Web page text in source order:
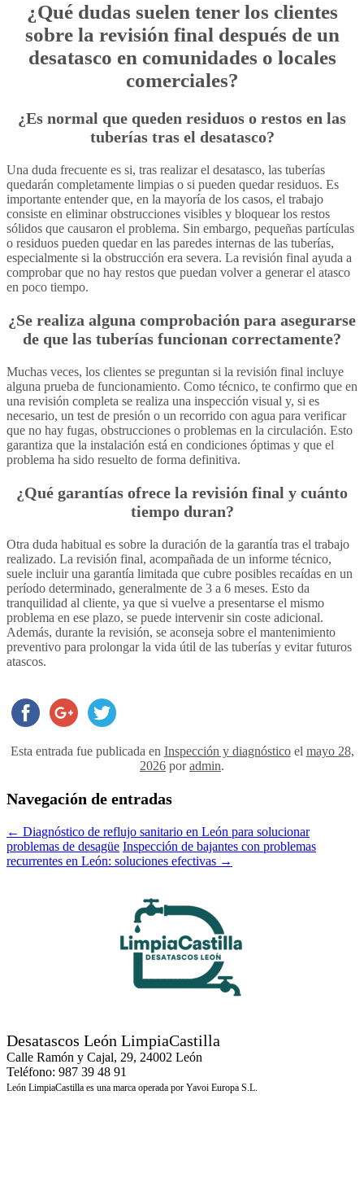
¿Qué dudas suelen tener los clientes
sobre la revisión final después de un
desatasco en comunidades o locales
comerciales?
¿Es normal que queden residuos o restos en las
tuberías tras el desatasco?
Una duda frecuente es si, tras realizar el desatasco, las tuberías
quedarán completamente limpias o si pueden quedar residuos. Es
importante entender que, en la mayoría de los casos, el trabajo
consiste en eliminar obstrucciones visibles y bloquear los restos
sólidos que causaron el problema. Sin embargo, pequeñas partículas
o residuos pueden quedar en las paredes internas de las tuberías,
especialmente si la obstrucción era severa. La revisión final ayuda a
comprobar que no hay restos que puedan volver a generar el atasco
en poco tiempo.
¿Se realiza alguna comprobación para asegurarse
de que las tuberías funcionan correctamente?
Muchas veces, los clientes se preguntan si la revisión final incluye
alguna prueba de funcionamiento. Como técnico, te confirmo que en
una revisión completa se realiza una inspección visual y, si es
necesario, un test de presión o un recorrido con agua para verificar
que no hay fugas, obstrucciones o problemas en la circulación. Esto
garantiza que la instalación está en condiciones óptimas y que el
problema ha sido resuelto de forma definitiva.
¿Qué garantías ofrece la revisión final y cuánto
tiempo duran?
Otra duda habitual es sobre la duración de la garantía tras el trabajo
realizado. La revisión final, acompañada de un informe técnico,
suele incluir una garantía limitada que cubre posibles recaídas en un
período determinado, generalmente de 3 a 6 meses. Esto da
tranquilidad al cliente, ya que si vuelve a presentarse el mismo
problema en ese plazo, se puede intervenir sin coste adicional.
Además, durante la revisión, se aconseja sobre el mantenimiento
preventivo para prolongar la vida útil de las tuberías y evitar futuros
atascos.
Esta entrada fue publicada en Inspección y diagnósticoel mayo 28,
2026 poradmin.
Navegación de entradas
← Diagnóstico de reflujo sanitario en León para solucionar
problemas de desagüe Inspección de bajantes con problemas
recurrentes en León: soluciones efectivas →
Desatascos León LimpiaCastilla
Calle Ramón y Cajal, 29, 24002 León
Teléfono: 987 39 48 91
León LimpiaCastilla es una marca operada por Yavoi Europa S.L.